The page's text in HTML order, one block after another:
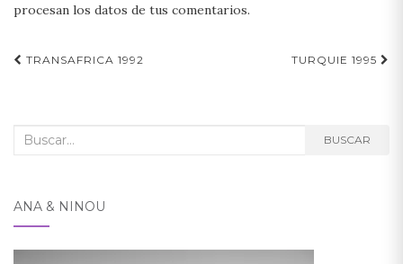
procesan los datos de tus comentarios.
Navegación
TRANSAFRICA 1992 TURQUIE 1995
Buscar: BUSCAR
ANA & NINOU